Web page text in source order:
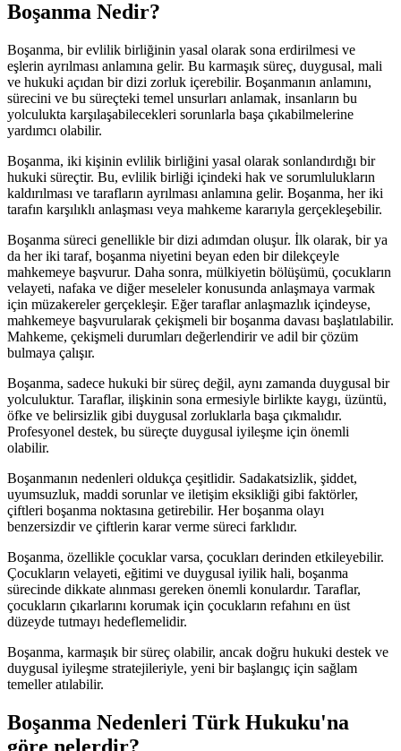
Boşanma Nedir?
Boşanma, bir evlilik birliğinin yasal olarak sona erdirilmesi ve
eşlerin ayrılması anlamına gelir. Bu karmaşık süreç, duygusal, mali
ve hukuki açıdan bir dizi zorluk içerebilir. Boşanmanın anlamını,
sürecini ve bu süreçteki temel unsurları anlamak, insanların bu
yolculukta karşılaşabilecekleri sorunlarla başa çıkabilmelerine
yardımcı olabilir.
Boşanma, iki kişinin evlilik birliğini yasal olarak sonlandırdığı bir
hukuki süreçtir. Bu, evlilik birliği içindeki hak ve sorumlulukların
kaldırılması ve tarafların ayrılması anlamına gelir. Boşanma, her iki
tarafın karşılıklı anlaşması veya mahkeme kararıyla gerçekleşebilir.
Boşanma süreci genellikle bir dizi adımdan oluşur. İlk olarak, bir ya
da her iki taraf, boşanma niyetini beyan eden bir dilekçeyle
mahkemeye başvurur. Daha sonra, mülkiyetin bölüşümü, çocukların
velayeti, nafaka ve diğer meseleler konusunda anlaşmaya varmak
için müzakereler gerçekleşir. Eğer taraflar anlaşmazlık içindeyse,
mahkemeye başvurularak çekişmeli bir boşanma davası başlatılabilir.
Mahkeme, çekişmeli durumları değerlendirir ve adil bir çözüm
bulmaya çalışır.
Boşanma, sadece hukuki bir süreç değil, aynı zamanda duygusal bir
yolculuktur. Taraflar, ilişkinin sona ermesiyle birlikte kaygı, üzüntü,
öfke ve belirsizlik gibi duygusal zorluklarla başa çıkmalıdır.
Profesyonel destek, bu süreçte duygusal iyileşme için önemli
olabilir.
Boşanmanın nedenleri oldukça çeşitlidir. Sadakatsizlik, şiddet,
uyumsuzluk, maddi sorunlar ve iletişim eksikliği gibi faktörler,
çiftleri boşanma noktasına getirebilir. Her boşanma olayı
benzersizdir ve çiftlerin karar verme süreci farklıdır.
Boşanma, özellikle çocuklar varsa, çocukları derinden etkileyebilir.
Çocukların velayeti, eğitimi ve duygusal iyilik hali, boşanma
sürecinde dikkate alınması gereken önemli konulardır. Taraflar,
çocukların çıkarlarını korumak için çocukların refahını en üst
düzeyde tutmayı hedeflemelidir.
Boşanma, karmaşık bir süreç olabilir, ancak doğru hukuki destek ve
duygusal iyileşme stratejileriyle, yeni bir başlangıç için sağlam
temeller atılabilir.
Boşanma Nedenleri Türk Hukuku'na
göre nelerdir?